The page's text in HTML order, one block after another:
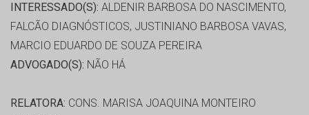
INTERESSADO(S): ALDENIR BARBOSA DO NASCIMENTO,
FALCÃO DIAGNÓSTICOS, JUSTINIANO BARBOSA VAVAS,
MARCIO EDUARDO DE SOUZA PEREIRA
ADVOGADO(S): NÃO HÁ
RELATORA: CONS. MARISA JOAQUINA MONTEIRO